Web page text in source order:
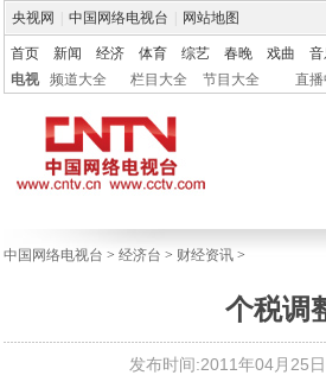
央视网 中国网络电视台 网站地图
首页 新闻 经济 体育 综艺 春晚 戏曲
电视
频道大全 栏目大全 节目大全 直播
中国网络电视台 > 经济台 > 财经资讯 >
个税调
发布时间:2011年04月25